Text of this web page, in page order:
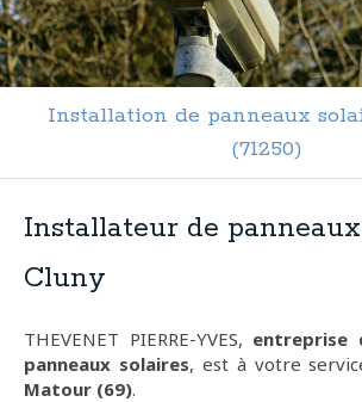
Installation de panneaux
(71250)
Installateur de
Cluny
THEVENET PIERRE-YVES, entreprise
panneaux solaires, est à votre
Matour (69).